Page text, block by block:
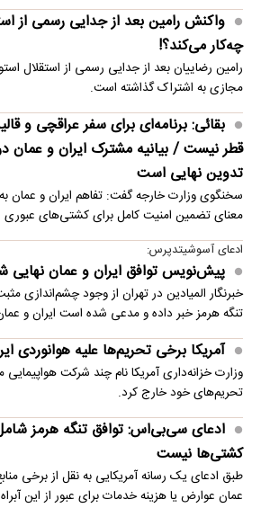
واکنش رامین بعد از جدایی رسمی از
چه‌کار می‌کند؟!
رامین رضاییان بعد از جدایی رسمی از استقلال
مجازی به اشتراک گذاشته است.
بقائی: برنامه‌ای برای سفر عراقچی و
قطر نیست / بیانیه مشترک ایران و عمان
تدوین نهایی است
سخنگوی وزارت خارجه گفت: تفاهم ایران و عمان
معنای تضمین امنیت کامل برای کشتی‌های عبوری
ادعای آسوشیتدپرس:
پیش‌نویس توافق ایران و عمان نهایی
خبرنگار المیادین در تهران از وجود چشم‌اندازی
تنگه هرمز خبر داده و مدعی شده است ایران و
آمریکا برخی تحریم‌ها علیه هوانوردی
وزارت خزانه‌داری آمریکا نام چند شرکت هواپیمایی
تحریم‌های خود خارج کرد.
ادعای سی‌بی‌اس: توافق تنگه هرمز
کشتی‌ها نیست
طبق ادعای یک رسانه آمریکایی به نقل از برخی
عمان عوارض یا هزینه خدمات برای عبور از این